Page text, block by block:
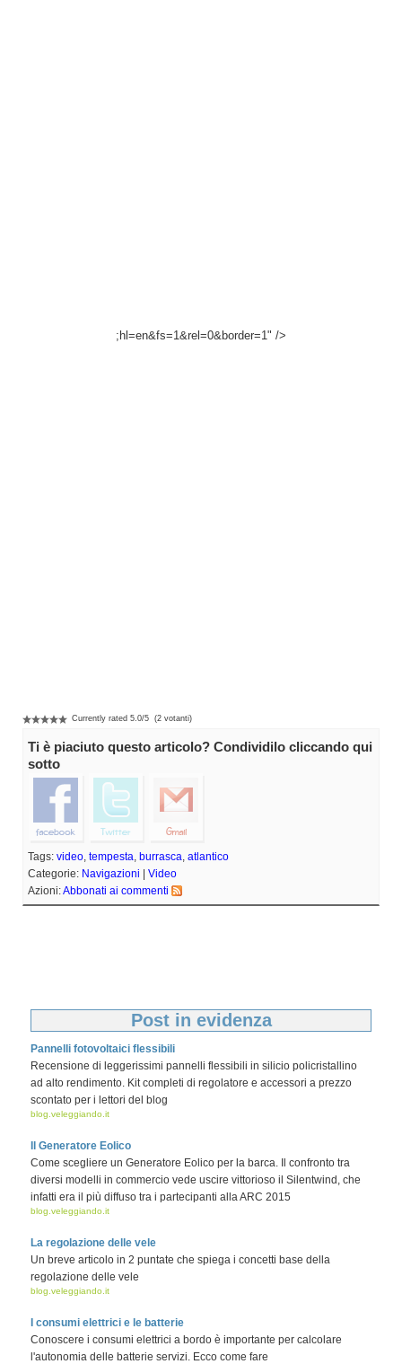
;hl=en&fs=1&rel=0&border=1" />
Currently rated 5.0/5 (2 votanti)
Ti è piaciuto questo articolo? Condividilo cliccando qui
sotto
Tags: video tempesta burrasca atlantico
Categorie: Navigazioni | Video
Azioni:Abbonati ai commenti
Post in evidenza
Pannelli fotovoltaici flessibili
Recensione di leggerissimi pannelli flessibili in silicio policristallino
ad alto rendimento. Kit completi di regolatore e accessori a prezzo
scontato per i lettori del blog
blog.veleggiando.it
Il Generatore Eolico
Come scegliere un Generatore Eolico per la barca. Il confronto tra
diversi modelli in commercio vede uscire vittorioso il Silentwind, che
infatti era il più diffuso tra i partecipanti alla ARC 2015
blog.veleggiando.it
La regolazione delle vele
Un breve articolo in 2 puntate che spiega i concetti base della
regolazione delle vele
blog.veleggiando.it
I consumi elettrici e le batterie
Conoscere i consumi elettrici a bordo è importante per calcolare
l'autonomia delle batterie servizi. Ecco come fare